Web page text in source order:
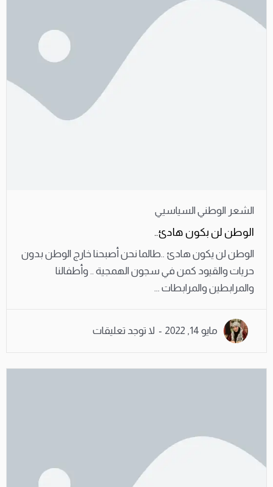
الشعر الوطني السياسيي
الوطن لن بكون هادئ..
الوطن لن يكون هادئ ..طالما نحن أصبحنا خارج الوطن بدون
حريات والقيود كمن في سجون الهمجية .. وأطفالنا
والمرابطين والمرابطات ...
مايو 14, 2022 لا توجد تعليقات